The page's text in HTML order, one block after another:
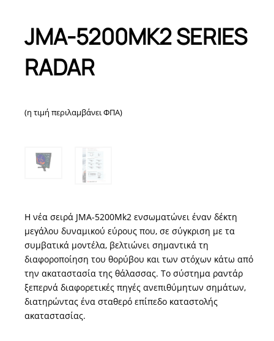
JMA-5200MK2 SERIES
RADAR
(η τιμή περιλαμβάνει ΦΠΑ)
Η νέα σειρά JMA-5200Mk2 ενσωματώνει έναν δέκτη
μεγάλου δυναμικού εύρους που, σε σύγκριση με τα
συμβατικά μοντέλα, βελτιώνει σημαντικά τη
διαφοροποίηση του θορύβου και των στόχων κάτω από
την ακαταστασία της θάλασσας. Το σύστημα ραντάρ
ξεπερνά διαφορετικές πηγές ανεπιθύμητων σημάτων,
διατηρώντας ένα σταθερό επίπεδο καταστολής
ακαταστασίας.